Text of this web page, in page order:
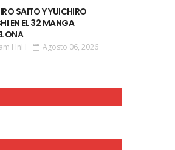
SAITO Y YUICHIRO
EN EL 32 MANGA
HnH Agosto 06, 2026